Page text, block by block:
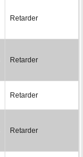
Retarder
Retarder
Retarder
Retarder